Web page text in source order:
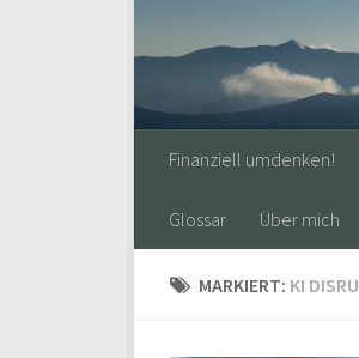
Finanziell umdenken!
Glossar Über mich
MARKIERT: KI